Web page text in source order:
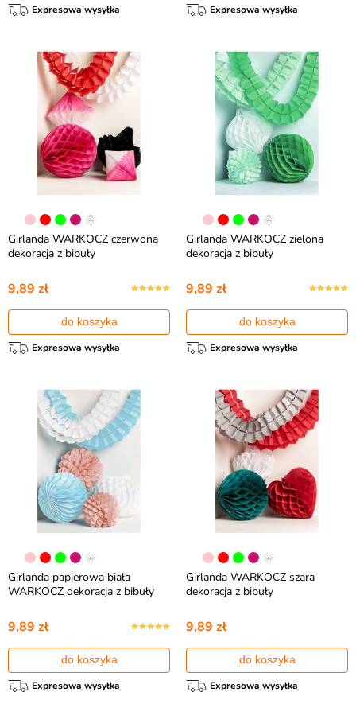
Expresowa wysyłka Expresowa wysyłka
+
Girlanda WARKOCZ czerwona
dekoracja z bibuły
9,89 zł
do koszyka
Expresowa wysyłka
+
Girlanda WARKOCZ zielona
dekoracja z bibuły
9,89 zł
do koszyka
Expresowa wysyłka
+
Girlanda papierowa biała
WARKOCZ dekoracja z bibuły
9,89 zł
do koszyka
Expresowa wysyłka
+
Girlanda WARKOCZ szara
dekoracja z bibuły
9,89 zł
do koszyka
Expresowa wysyłka